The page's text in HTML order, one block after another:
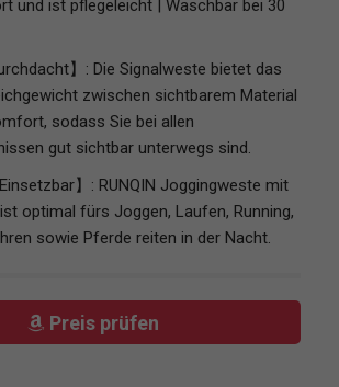
und ist pflegeleicht | Waschbar bei 30
】: Die Signalweste bietet das
zwischen sichtbarem Material
sodass Sie bei allen
gut sichtbar unterwegs sind.
Einsetzbar】: RUNQIN Joggingweste mit
optimal fürs Joggen, Laufen, Running,
sowie Pferde reiten in der Nacht.
Preis prüfen